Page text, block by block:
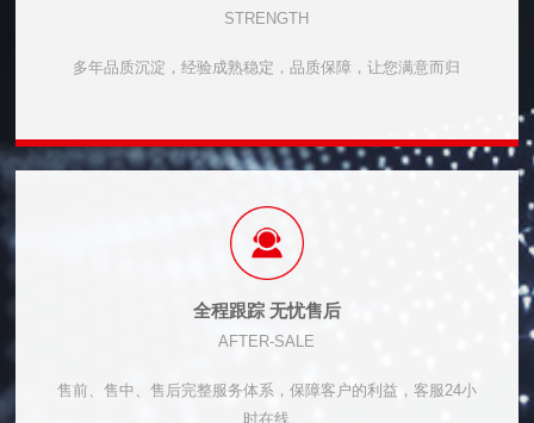
STRENGTH
多年品质沉淀，经验成熟稳定，品质保障，让您满意而归
全程跟踪 无忧售后
AFTER-SALE
售前、售中、售后完整服务体系，保障客户的利益，客服24小
时在线